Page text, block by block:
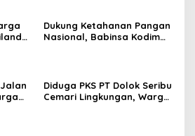
Dukung Ketahanan Pangan
Nasional, Babinsa Kodim
Diduga PKS PT Dolok Seribu
Cemari Lingkungan, Warga